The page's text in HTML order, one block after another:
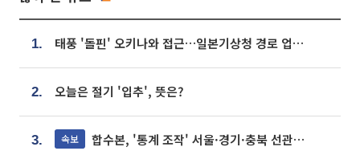
1. 태풍 '돌핀' 오키나와 접근…일본기상청 경로 업데이트
2. 오늘은 절기 '입추', 뜻은?
3. 속보 합수본, '통계 조작' 서울·경기·충북 선관위 등 추가 압수수색